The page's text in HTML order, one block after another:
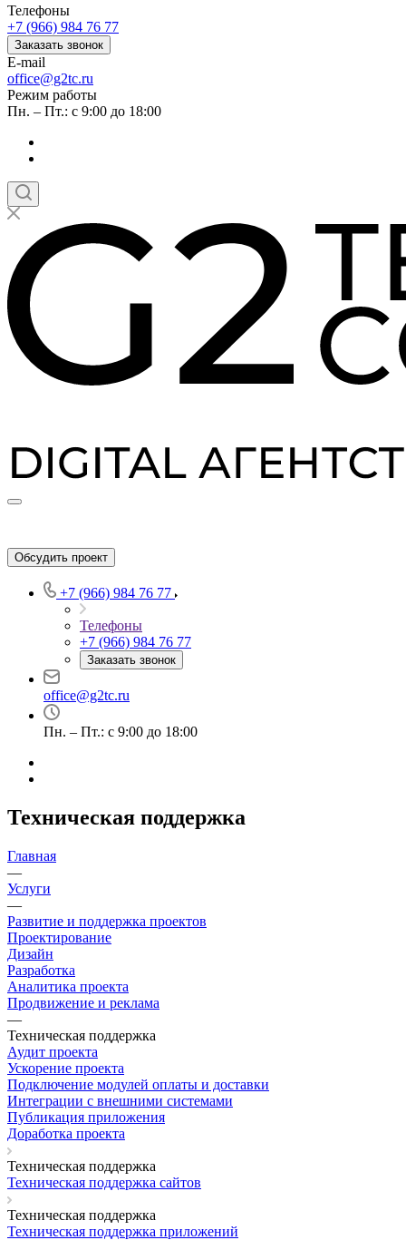
Телефоны
+7 (966) 984 76 77
Заказать звонок
E-mail
office@g2tc.ru
Режим работы
Пн. – Пт.: с 9:00 до 18:00
Обсудить проект
+7 (966) 984 76 77
Телефоны
+7 (966) 984 76 77
Заказать звонок
office@g2tc.ru
Пн. – Пт.: с 9:00 до 18:00
Техническая поддержка
Главная
—
Услуги
—
Развитие и поддержка проектов
Проектирование
Дизайн
Разработка
Аналитика проекта
Продвижение и реклама
—
Техническая поддержка
Аудит проекта
Ускорение проекта
Подключение модулей оплаты и доставки
Интеграции с внешними системами
Публикация приложения
Доработка проекта
Техническая поддержка
Техническая поддержка сайтов
Техническая поддержка
Техническая поддержка приложений